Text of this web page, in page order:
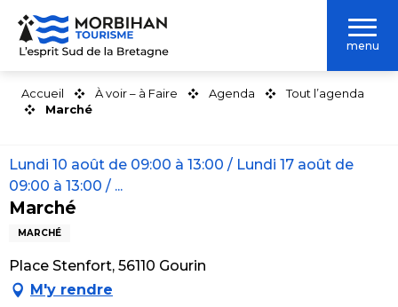
Aller
contenu
menu
Accueil À voir – à Faire Agenda
Tout l’agenda
Marché
Lundi 10 août de 09:00 à 13:00 / Lundi 17 août de
09:00 à 13:00 / ...
Marché
MARCHÉ
Place Stenfort, 56110 Gourin
M'y rendre